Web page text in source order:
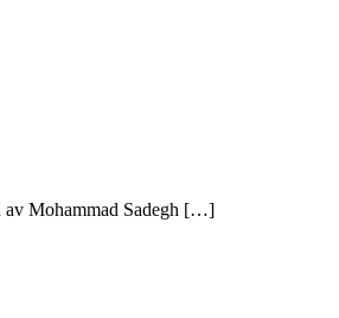
av Mohammad Sadegh […]